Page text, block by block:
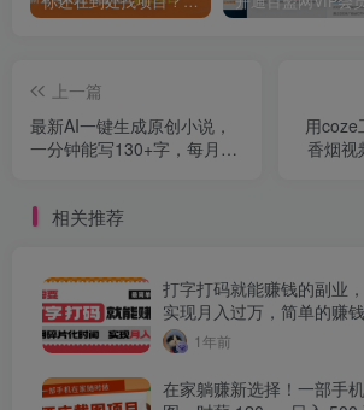
上一篇
最新AI一键生成原创小说，
一分钟能写130+字，每月睡
用coze
香烟视
相关推荐
打字打码就能赚钱的副业
实现月入过万，简单的赚
1年前
在家躺赚新选择！一部手